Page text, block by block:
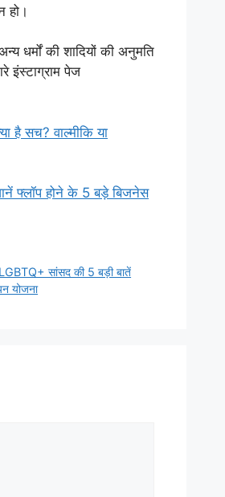
हो।
धर्मों की शादियों की अनुमति
इंस्टाग्राम पेज
है सच? वाल्मीकि या
फ्लॉप होने के 5 बड़े बिजनेस
सांसद की 5 बड़ी बातें
योजना